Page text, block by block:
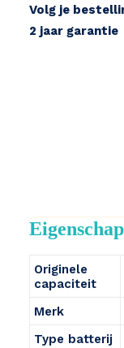
Volg je
2 jaar garantie
Originele
capaciteit
Merk
Type batterij